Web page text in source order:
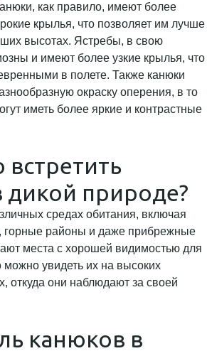
как правило, имеют более
крылья, что позволяет им лучше
высотах. Ястребы, в свою
и имеют более узкие крылья, что
в полете. Также канюки
окраску оперения, в то
иметь более яркие и контрастные
дикой природе?
средах обитания, включая
горные районы и даже прибрежные
места с хорошей видимостью для
можно увидеть их на высоких
откуда они наблюдают за своей
канюков в